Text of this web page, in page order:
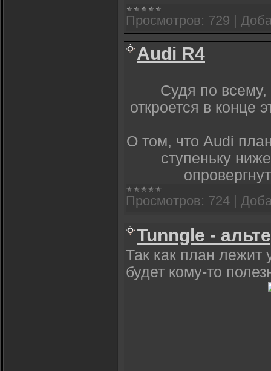
Просмотров: 729 |
Audi R4
Судя по всему,
откроется в конце
О том, что Audi
ступеньку
Просмотров: 724 |
Tunngle -
Так как план лежит
будет кому-то